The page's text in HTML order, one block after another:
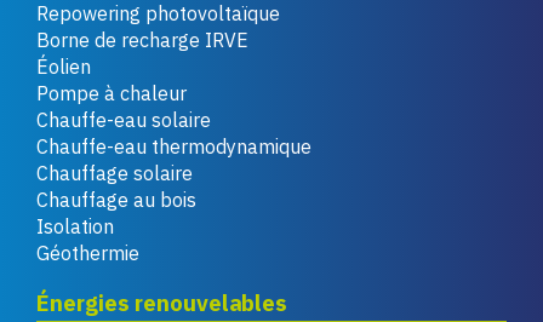
Repowering photovoltaïque
Borne de recharge IRVE
Éolien
Pompe à chaleur
Chauffe-eau solaire
Chauffe-eau thermodynamique
Chauffage solaire
Chauffage au bois
Isolation
Géothermie
Énergies renouvelables